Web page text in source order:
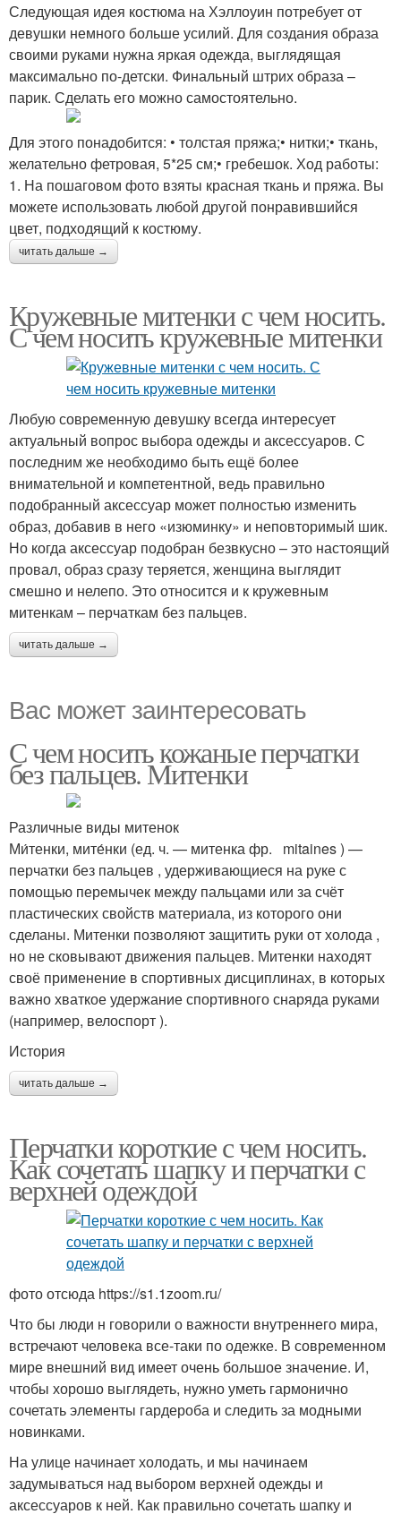
Следующая идея костюма на Хэллоуин потребует от
девушки немного больше усилий. Для создания образа
своими руками нужна яркая одежда, выглядящая
максимально по-детски. Финальный штрих образа –
парик. Сделать его можно самостоятельно.
Для этого понадобится: • толстая пряжа;• нитки;• ткань,
желательно фетровая, 5*25 см;• гребешок. Ход работы:
1. На пошаговом фото взяты красная ткань и пряжа. Вы
можете использовать любой другой понравившийся
цвет, подходящий к костюму.
читать дальше →
Кружевные митенки с чем носить.
С чем носить кружевные митенки
Любую современную девушку всегда интересует
актуальный вопрос выбора одежды и аксессуаров. С
последним же необходимо быть ещё более
внимательной и компетентной, ведь правильно
подобранный аксессуар может полностью изменить
образ, добавив в него «изюминку» и неповторимый шик.
Но когда аксессуар подобран безвкусно – это настоящий
провал, образ сразу теряется, женщина выглядит
смешно и нелепо. Это относится и к кружевным
митенкам – перчаткам без пальцев.
читать дальше →
Вас может заинтересовать
С чем носить кожаные перчатки
без пальцев. Митенки
Различные виды митенок
Ми́тенки, мите́нки (ед. ч. — митенка фр. mitaines ) —
перчатки без пальцев , удерживающиеся на руке с
помощью перемычек между пальцами или за счёт
пластических свойств материала, из которого они
сделаны. Митенки позволяют защитить руки от холода ,
но не сковывают движения пальцев. Митенки находят
своё применение в спортивных дисциплинах, в которых
важно хваткое удержание спортивного снаряда руками
(например, велоспорт ).
История
читать дальше →
Перчатки короткие с чем носить.
Как сочетать шапку и перчатки с
верхней одеждой
фото отсюда https://s1.1zoom.ru/
Что бы люди н говорили о важности внутреннего мира,
встречают человека все-таки по одежке. В современном
мире внешний вид имеет очень большое значение. И,
чтобы хорошо выглядеть, нужно уметь гармонично
сочетать элементы гардероба и следить за модными
новинками.
На улице начинает холодать, и мы начинаем
задумываться над выбором верхней одежды и
аксессуаров к ней. Как правильно сочетать шапку и